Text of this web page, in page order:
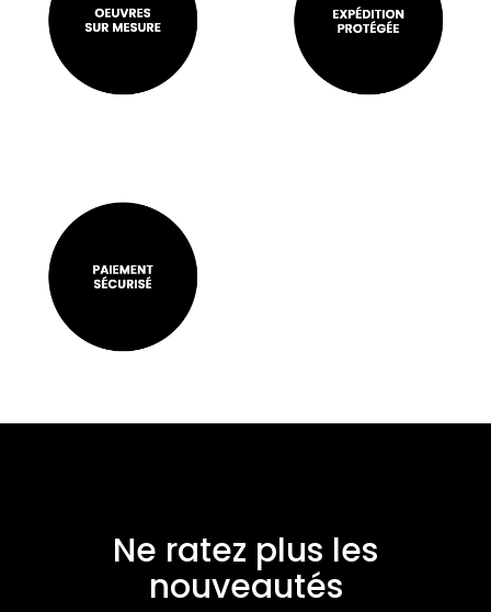
Ne ratez plus les
nouveautés